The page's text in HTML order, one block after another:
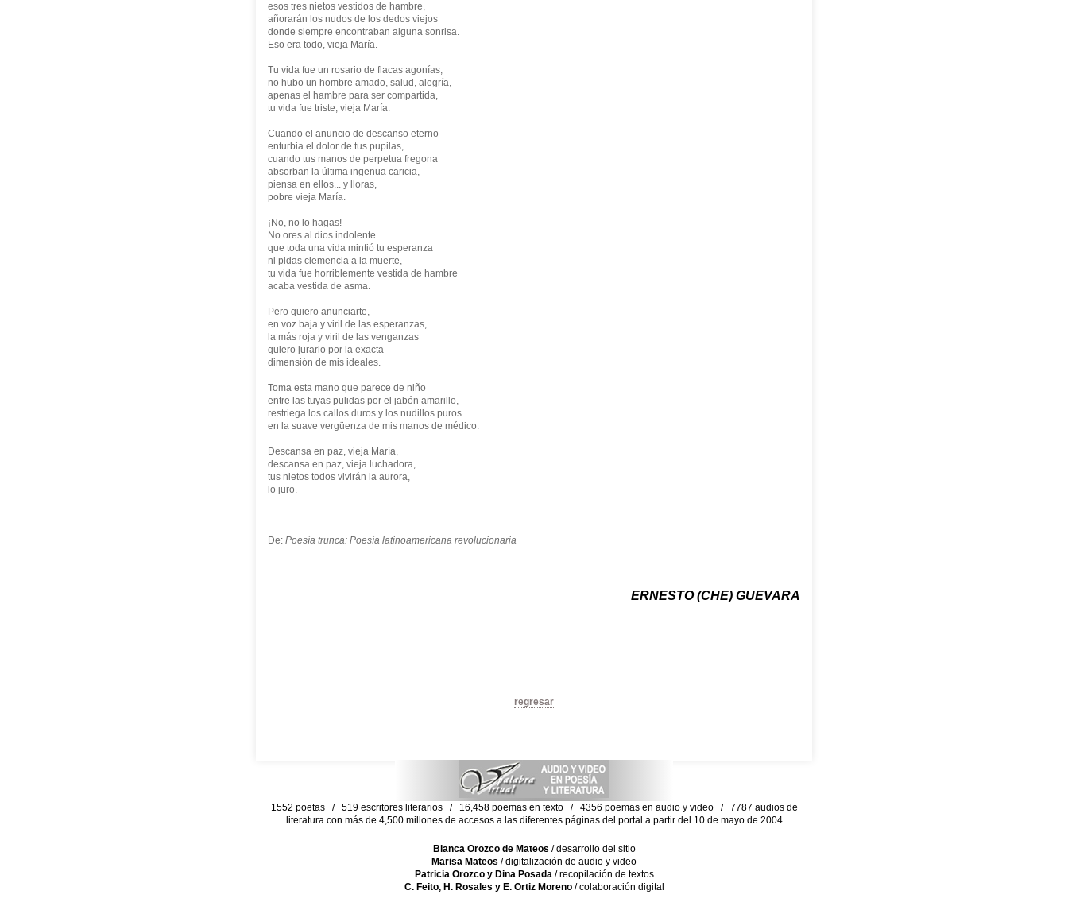
esos tres nietos vestidos de hambre,
añorarán los nudos de los dedos viejos
donde siempre encontraban alguna sonrisa.
Eso era todo, vieja María.
Tu vida fue un rosario de flacas agonías,
no hubo un hombre amado, salud, alegría,
apenas el hambre para ser compartida,
tu vida fue triste, vieja María.
Cuando el anuncio de descanso eterno
enturbia el dolor de tus pupilas,
cuando tus manos de perpetua fregona
absorban la última ingenua caricia,
piensa en ellos... y lloras,
pobre vieja María.
¡No, no lo hagas!
No ores al dios indolente
que toda una vida mintió tu esperanza
ni pidas clemencia a la muerte,
tu vida fue horriblemente vestida de hambre
acaba vestida de asma.
Pero quiero anunciarte,
en voz baja y viril de las esperanzas,
la más roja y viril de las venganzas
quiero jurarlo por la exacta
dimensión de mis ideales.
Toma esta mano que parece de niño
entre las tuyas pulidas por el jabón amarillo,
restriega los callos duros y los nudillos puros
en la suave vergüenza de mis manos de médico.
Descansa en paz, vieja María,
descansa en paz, vieja luchadora,
tus nietos todos vivirán la aurora,
lo juro.
De: Poesía trunca: Poesía latinoamericana revolucionaria
ERNESTO (CHE) GUEVARA
regresar
1552 poetas / 519 escritores literarios / 16,458 poemas en texto / 4356 poemas en audio y video / 7787 audios de
literatura con más de 4,500 millones de accesos a las diferentes páginas del portal a partir del 10 de mayo de 2004
Blanca Orozco de Mateos / desarrollo del sitio
Marisa Mateos / digitalización de audio y video
Patricia Orozco y Dina Posada/ recopilación de textos
C. Feito, H. Rosales y E. Ortiz Moreno/ colaboración digital